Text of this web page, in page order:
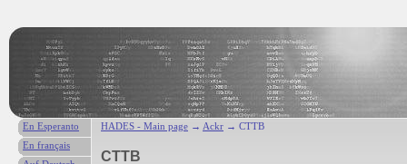
HADES - Main page → Ackr → CTTB
CTTB
En Esperanto
En français